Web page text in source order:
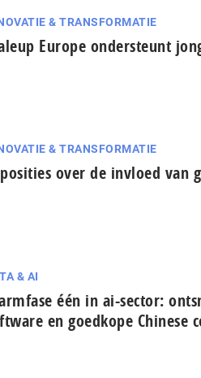
& TRANSFORMATIE
Europe ondersteunt
& TRANSFORMATIE
over de invloed van
& AI
één in ai-sector:
en goedkope Chinese